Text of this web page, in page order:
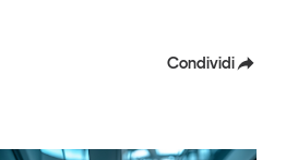
Condividi
X